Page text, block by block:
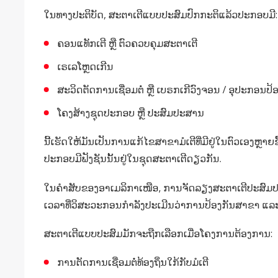
ໃນທາງປະຕິບັດ, ສະຕາເຕີແບບປະສົມປົກກະຕິແລ້ວປະກອບມີ:
ຄອນແທັກເຕີ ຫຼື ຕົວຄວບຄຸມສະຕາເຕີ
ເຣເລໂຫຼດເກີນ
ສະວິດຕັດການເຊື່ອມຕໍ່ ຫຼື ເບຣກເກີວົງຈອນ / ອຸປະກອນປ້
ໂຄງສ້າງຊຸດປະກອບ ຫຼື ປະສົມປະສານ
ນີ້ເຮັດໃຫ້ມັນເປັນການແກ້ໄຂສາຂາມໍເຕີທີ່ມີຢູ່ໃນຕົວເອງຫຼາ
ປະກອບມີຟັງຊັນນັ້ນຢູ່ໃນຊຸດສະຕາເຕີດຽວກັນ.
ໃນຄໍາສັບຂອງອາເມລິກາເໜືອ, ການຈັດລຽງສະຕາເຕີປະສົ
ເວລາທີ່ວິສະວະກອນກໍາລັງປະເມີນວ່າການປ້ອງກັນສາຂາ
ສະຕາເຕີແບບປະສົມມັກຈະຖືກເລືອກເມື່ອໂຄງການຕ້ອງການ:
ການຕັດການເຊື່ອມຕໍ່ທ້ອງຖິ່ນໃກ້ກັບມໍເຕີ